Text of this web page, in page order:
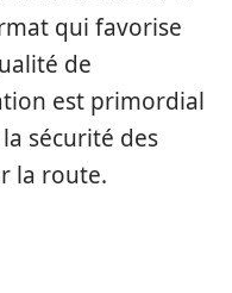
qui favorise
de
est primordial
sécurité des
la route.